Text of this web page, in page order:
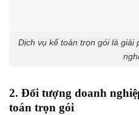
Dịch vụ kế toán trọn gói là giải
2. Đối tượng doanh
toán trọn gói